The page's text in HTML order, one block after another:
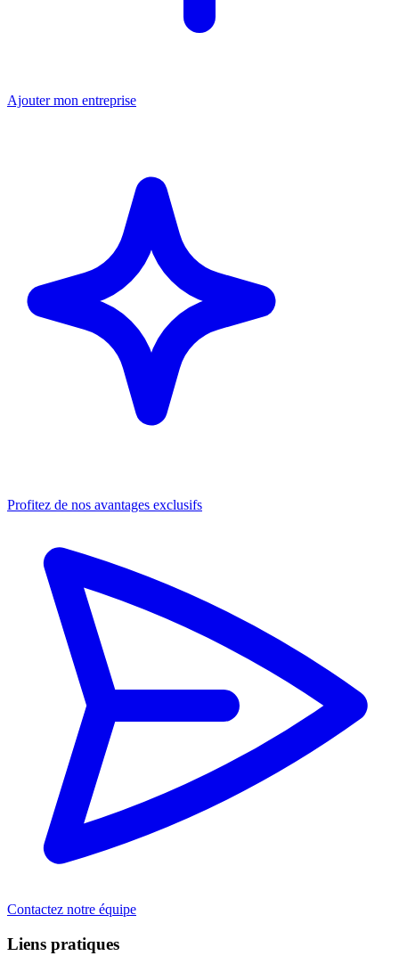
Ajouter mon entreprise
Profitez de nos avantages exclusifs
Contactez notre équipe
Liens pratiques